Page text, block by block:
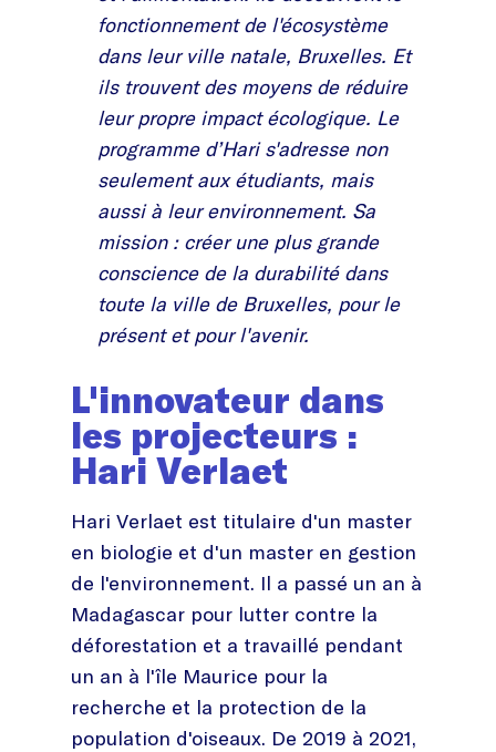
fonctionnement de l'écosystème
dans leur ville natale, Bruxelles. Et
ils trouvent des moyens de réduire
leur propre impact écologique. Le
programme d’Hari s'adresse non
seulement aux étudiants, mais
aussi à leur environnement. Sa
mission : créer une plus grande
conscience de la durabilité dans
toute la ville de Bruxelles, pour le
présent et pour l'avenir.
L'innovateur dans
les projecteurs :
Hari Verlaet
Hari Verlaet est titulaire d'un master
en biologie et d'un master en gestion
de l'environnement. Il a passé un an à
Madagascar pour lutter contre la
déforestation et a travaillé pendant
un an à l'île Maurice pour la
recherche et la protection de la
population d'oiseaux. De 2019 à 2021,